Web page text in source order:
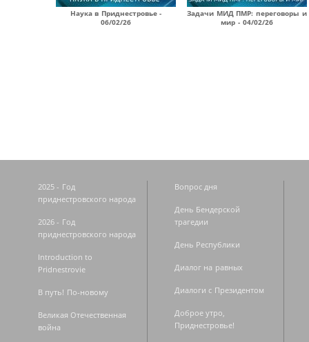
Наука в Приднестровье -
06/02/26
Задачи МИД ПМР: переговоры и
мир - 04/02/26
2025 - Год
приднестровского народа
2026 - Год
приднестровского народа
Introduction to
Pridnestrovie
В путь! По-новому
Великая Отечественная
война
Вопрос дня
День Бендерской
трагедии
День Республики
Диалог на равных
Диалоги с Президентом
Доброе утро,
Приднестровье!